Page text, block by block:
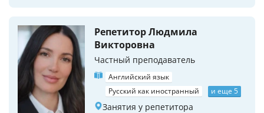
Репетитор Людмила
Викторовна
Частный преподаватель
Английский язык
Русский как иностранный
и еще 5
Занятия у репетитора